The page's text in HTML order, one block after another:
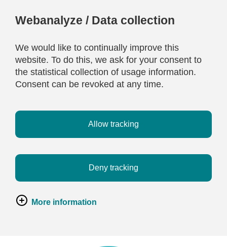
Webanalyze / Data collection
We would like to continually improve this
website. To do this, we ask for your consent to
the statistical collection of usage information.
Consent can be revoked at any time.
Allow tracking
Deny tracking
More information